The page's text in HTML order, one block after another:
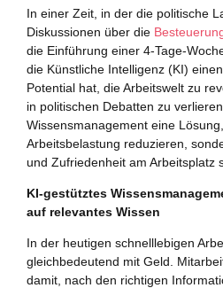
In einer Zeit, in der die politische
Diskussionen über die
die Einführung einer 4-Tage-
die Künstliche Intelligenz (KI)
Potential hat, die Arbeitswelt zu
in politischen Debatten zu
Wissensmanagement eine
Arbeitsbelastung reduzieren,
und Zufriedenheit am Arbeitsplatz
KI-gestütztes
auf relevantes Wissen
In der heutigen schnelllebigen
gleichbedeutend mit Geld.
damit, nach den richtigen